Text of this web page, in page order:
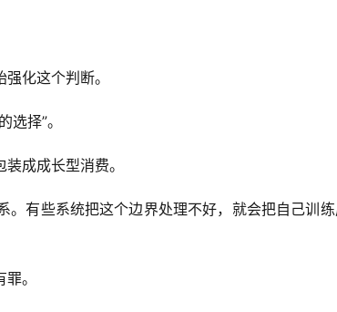
化这个判断。
择”。
成成长型消费。
。有些系统把这个边界处理不好，就会把自己训
。